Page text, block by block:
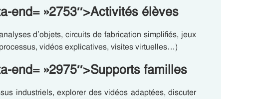
end= »2753″>Activités élèves
d’objets, circuits de fabrication simplifiés, jeux
vidéos explicatives, visites virtuelles…)
end= »2975″>Supports familles
industriels, explorer des vidéos adaptées, discuter